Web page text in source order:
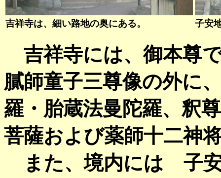
吉祥寺は、細い路地の奥にある。 子安
吉祥寺には、御本尊
膩師童子三尊像の外に
羅・胎蔵法曼陀羅、釈
菩薩および薬師十二神
また、境内には 子